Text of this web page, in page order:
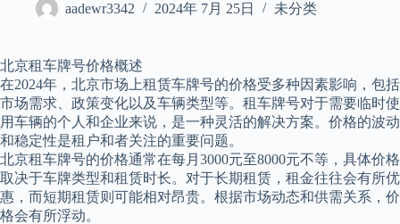
aadewr3342 2024年 7月 25日 未分类
北京租车牌号价格概述
在2024年，北京市场上租赁车牌号的价格受多种因素影响，包括
市场需求、政策变化以及车辆类型等。租车牌号对于需要临时使
用车辆的个人和企业来说，是一种灵活的解决方案。价格的波动
和稳定性是租户和者关注的重要问题。
北京租车牌号的价格通常在每月3000元至8000元不等，具体价格
取决于车牌类型和租赁时长。对于长期租赁，租金往往会有所优
惠，而短期租赁则可能相对昂贵。根据市场动态和供需关系，价
格会有所浮动。